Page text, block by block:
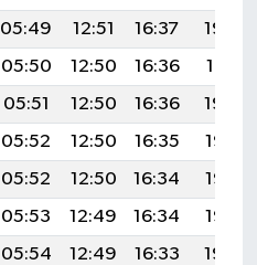
05:49 12:51 16:37
19:42
05:50 12:50 16:36
19:41
05:51 12:50 16:36
19:40
05:52 12:50 16:35
19:38
05:52 12:50 16:34
19:37
05:53 12:49 16:34
19:36
05:54 12:49 16:33
19:34